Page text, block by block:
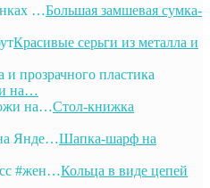
Большая замшевая сумка-
Красивые серьги из металла и
на…
Стол-книжка
Шапка-шарф на
Кольца в виде цепей